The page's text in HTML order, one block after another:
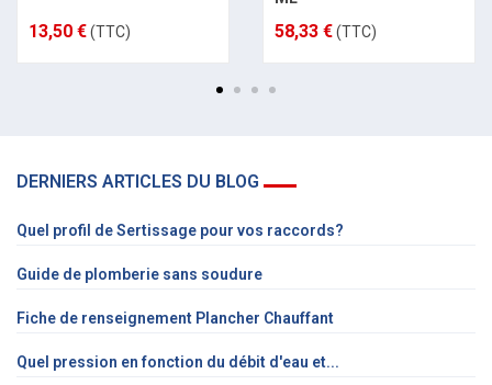
13,50 €(TTC) 58,33 €(TTC)
DERNIERS ARTICLES DU BLOG
Quel profil de Sertissage pour vos raccords?
Guide de plomberie sans soudure
Fiche de renseignement Plancher Chauffant
Quel pression en fonction du débit d'eau et...